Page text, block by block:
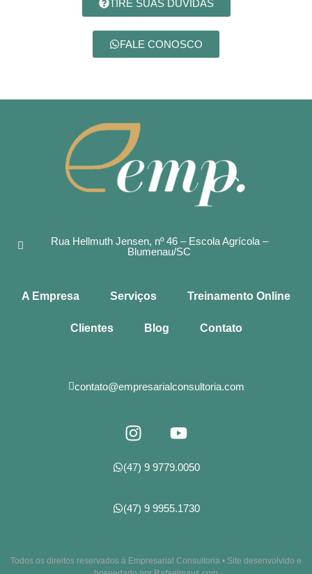
TIRE SUAS DÚVIDAS
FALE CONOSCO
Rua Hellmuth Jensen, nº 46 – Escola Agrícola –
Blumenau/SC
A Empresa Serviços Treinamento Online
Clientes Blog Contato
contato@empresarialconsultoria.com
(47) 9 9779.0050
(47) 9 9955.1730
Todos os direitos reservados à Empresarial Consultoria • Site desenvolvido e